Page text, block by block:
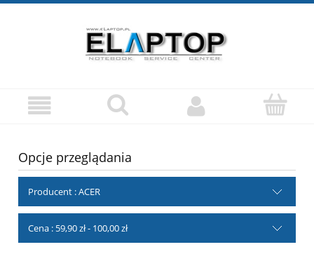
Opcje przeglądania
Producent : ACER
Cena : 59,90 zł - 100,00 zł